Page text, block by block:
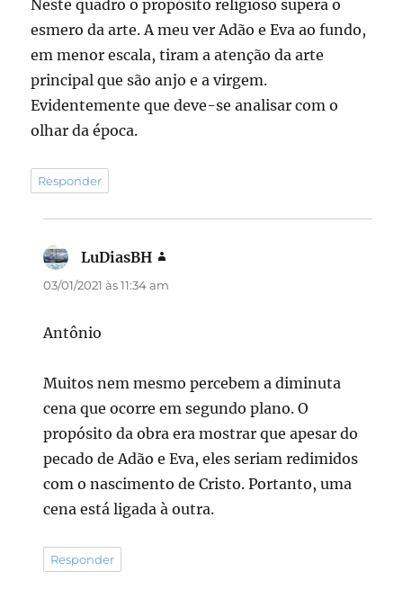
Neste quadro o propósito religioso supera o
esmero da arte. A meu ver Adão e Eva ao fundo,
em menor escala, tiram a atenção da arte
principal que são anjo e a virgem.
Evidentemente que deve-se analisar com o
olhar da época.
Responder
LuDiasBH
03/01/2021 às 11:34 am
Antônio
Muitos nem mesmo percebem a diminuta
cena que ocorre em segundo plano. O
propósito da obra era mostrar que apesar do
pecado de Adão e Eva, eles seriam redimidos
com o nascimento de Cristo. Portanto, uma
cena está ligada à outra.
Responder